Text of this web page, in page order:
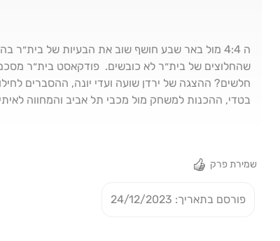
שהחלוצים של בית״ר לא כובשים. פודקאסט בית״ר
חלשים? ההצגה של ירדן שועה ועדי יונה, ההסברים
בטדי, ההכנות למשחק מול מכבי תל אביב והמחווה
שמירת פרק
פורסם בתאריך: 24/12/2023